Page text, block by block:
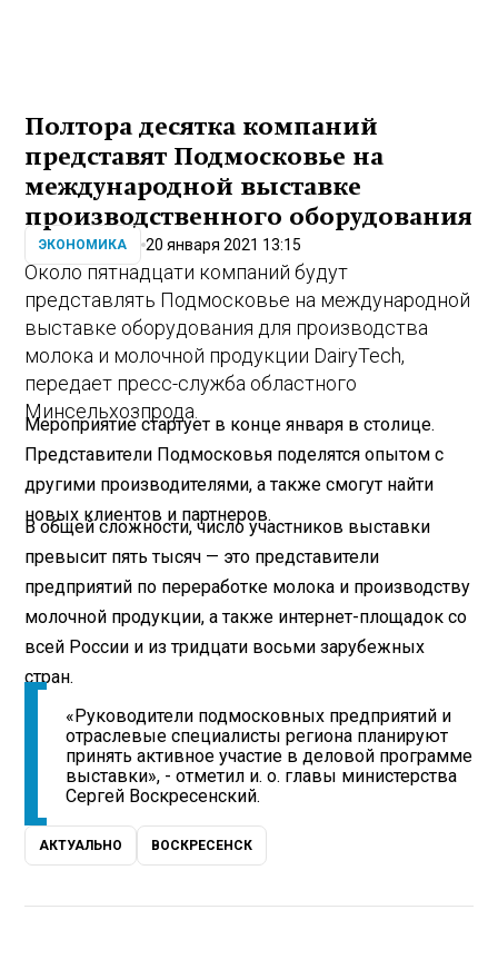
Полтора десятка компаний
представят Подмосковье на
международной выставке
производственного оборудования
ЭКОНОМИКА 20 января 2021 13:15
Около пятнадцати компаний будут
представлять Подмосковье на международной
выставке оборудования для производства
молока и молочной продукции DairyTech,
передает пресс-служба областного
Минсельхозпрода.
Мероприятие стартует в конце января в столице.
Представители Подмосковья поделятся опытом с
другими производителями, а также смогут найти
новых клиентов и партнеров.
В общей сложности, число участников выставки
превысит пять тысяч — это представители
предприятий по переработке молока и производству
молочной продукции, а также интернет-площадок со
всей России и из тридцати восьми зарубежных
стран.
«Руководители подмосковных предприятий и
отраслевые специалисты региона планируют
принять активное участие в деловой программе
выставки», - отметил и. о. главы министерства
Сергей Воскресенский.
АКТУАЛЬНО ВОСКРЕСЕНСК